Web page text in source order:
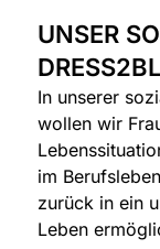
UNSER
In unserer
wollen wir
im
zurück in ein
Leben